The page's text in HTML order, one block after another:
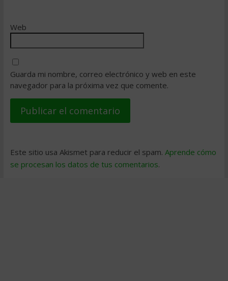
Web
Guarda mi nombre, correo electrónico y web en este
navegador para la próxima vez que comente.
Este sitio usa Akismet para reducir el spam. Aprende cómo
se procesan los datos de tus comentarios.